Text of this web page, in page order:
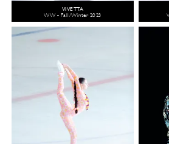
VIVETTA
WW - Fall/Winter 2023